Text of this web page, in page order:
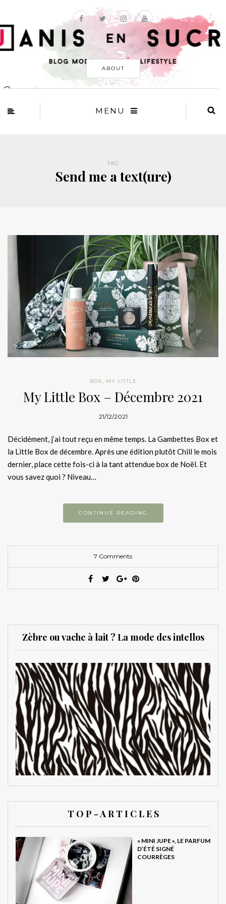
ABOUT
MENU
TAG
Send me a text(ure)
BOX, MY LITTLE
My Little Box – Décembre 2021
21/12/2021
Décidément, j’ai tout reçu en même temps. La Gambettes Box et
la Little Box de décembre. Après une édition plutôt Chill le mois
dernier, place cette fois-ci à la tant attendue box de Noël. Et
vous savez quoi ? Niveau…
CONTINUE READING
7 Comments
Zèbre ou vache à lait ? La mode des intellos
T O P - A R T I C L E S
« MINI JUPE », LE PARFUM
D’ÉTÉ SIGNÉ
COURRÈGES